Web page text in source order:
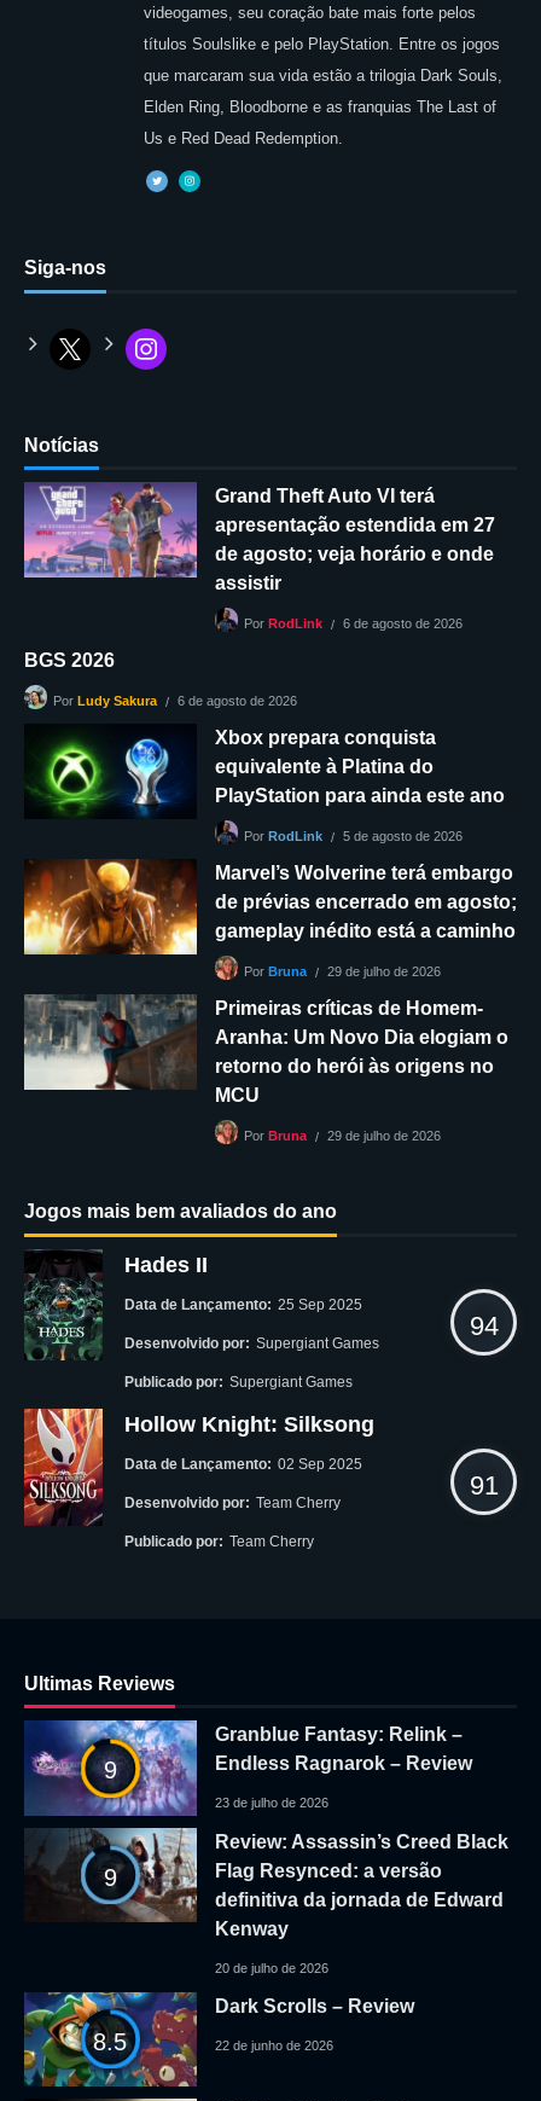
videogames, seu coração bate mais forte pelos
títulos Soulslike e pelo PlayStation. Entre os jogos
que marcaram sua vida estão a trilogia Dark Souls,
Elden Ring, Bloodborne e as franquias The Last of
Us e Red Dead Redemption.
Siga-nos
Notícias
Grand Theft Auto VI terá
apresentação estendida em 27
de agosto; veja horário e onde
assistir
Por RodLink 6 de agosto de 2026
BGS 2026
Por Ludy Sakura 6 de agosto de 2026
Xbox prepara conquista
equivalente à Platina do
PlayStation para ainda este ano
Por RodLink 5 de agosto de 2026
Marvel’s Wolverine terá embargo
de prévias encerrado em agosto;
gameplay inédito está a caminho
Por Bruna 29 de julho de 2026
Primeiras críticas de Homem-
Aranha: Um Novo Dia elogiam o
retorno do herói às origens no
MCU
Por Bruna 29 de julho de 2026
Jogos mais bem avaliados do ano
Hades II
Data de Lançamento: 25 Sep 2025
Desenvolvido por: Supergiant Games
Publicado por: Supergiant Games
94
Hollow Knight: Silksong
Data de Lançamento: 02 Sep 2025
Desenvolvido por: Team Cherry
Publicado por: Team Cherry
91
Ultimas Reviews
9
Granblue Fantasy: Relink –
Endless Ragnarok – Review
23 de julho de 2026
9
Review: Assassin’s Creed Black
Flag Resynced: a versão
definitiva da jornada de Edward
Kenway
20 de julho de 2026
8.5
Dark Scrolls – Review
22 de junho de 2026